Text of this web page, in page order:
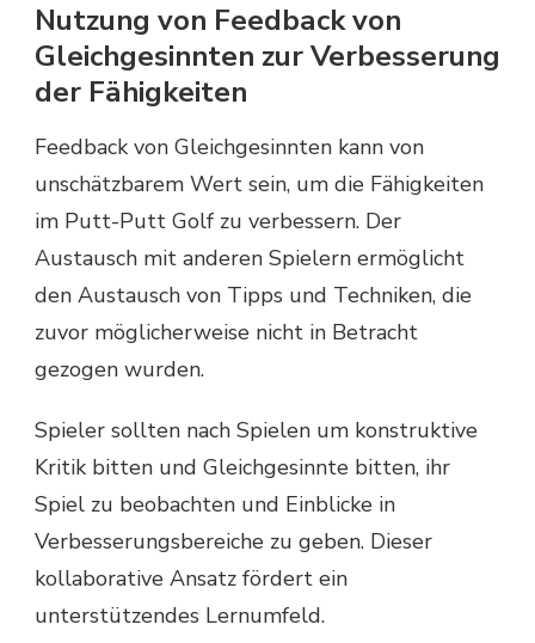
Nutzung von Feedback von
Gleichgesinnten zur Verbesserung
der Fähigkeiten
Feedback von Gleichgesinnten kann von
unschätzbarem Wert sein, um die Fähigkeiten
im Putt-Putt Golf zu verbessern. Der
Austausch mit anderen Spielern ermöglicht
den Austausch von Tipps und Techniken, die
zuvor möglicherweise nicht in Betracht
gezogen wurden.
Spieler sollten nach Spielen um konstruktive
Kritik bitten und Gleichgesinnte bitten, ihr
Spiel zu beobachten und Einblicke in
Verbesserungsbereiche zu geben. Dieser
kollaborative Ansatz fördert ein
unterstützendes Lernumfeld.